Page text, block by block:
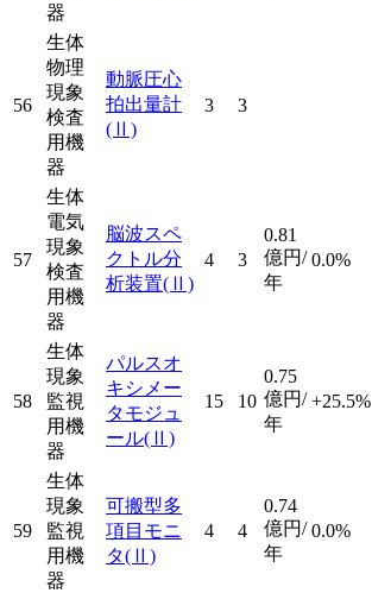
器
56
生体
物理
現象
検査
用機
器
動脈圧心
拍出量計
(Ⅱ)
3 3
57
生体
電気
現象
検査
用機
器
脳波スペ
クトル分
析装置(Ⅱ)
4 3
0.81
億円/
年
0.0%
58
生体
現象
監視
用機
器
パルスオ
キシメー
タモジュ
ール(Ⅱ)
15 10
0.75
億円/
年
+25.5%
59
生体
現象
監視
用機
器
可搬型多
項目モニ
タ(Ⅱ)
4 4
0.74
億円/
年
0.0%